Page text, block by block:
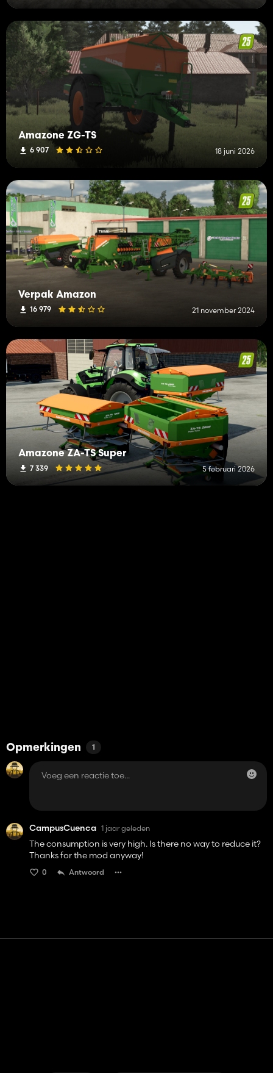
Amazone ZG-TS
6 907 18 juni 2026
Verpak Amazon
16 979 21 november 2024
Amazone ZA-TS Super
7 339 5 februari 2026
Opmerkingen 1
CampusCuenca 1 jaar geleden
The consumption is very high. Is there no way to reduce it?
Thanks for the mod anyway!
0 Antwoord